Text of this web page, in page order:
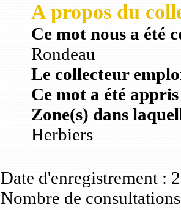
A propos du
Ce mot nous a été
Rondeau
Le collecteur
Ce mot a été
Zone(s) dans
Herbiers
Date d'enregistrement :
Nombre de